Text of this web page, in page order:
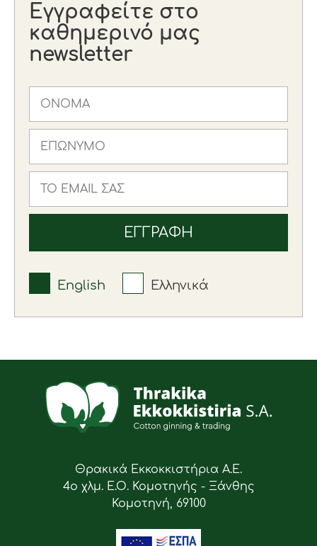
Εγγραφείτε στο
καθημερινό μας
newsletter
English Ελληνικά
Θρακικά Εκκοκκιστήρια Α.Ε.
4ο χλμ. Ε.Ο. Κομοτηνής - Ξάνθης
Κομοτηνή, 69100